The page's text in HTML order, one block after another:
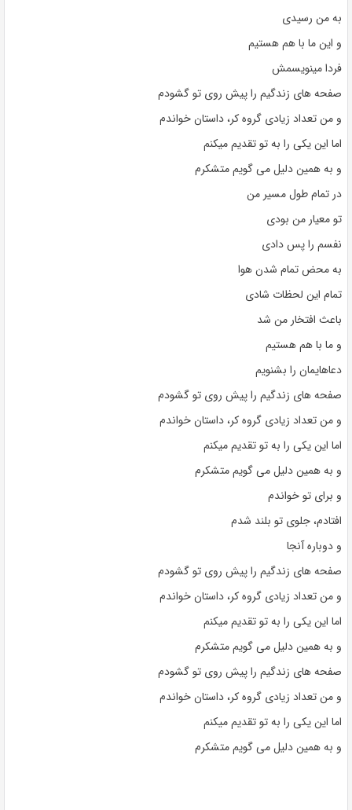
به من رسیدی
و این ما با هم هستیم
فردا مینویسمش
صفحه های زندگیم را پیش روی تو گشودم
و من تعداد زیادی گروه کر، داستان خواندم
اما این یکی را به تو تقدیم میکنم
و به همین دلیل می گویم متشکرم
در تمام طول مسیر من
تو معیار من بودی
نفسم را پس دادی
به محض تمام شدن هوا
تمام این لحظات شادی
باعث افتخار من شد
و ما با هم هستیم
دعاهایمان را بشنویم
صفحه های زندگیم را پیش روی تو گشودم
و من تعداد زیادی گروه کر، داستان خواندم
اما این یکی را به تو تقدیم میکنم
و به همین دلیل می گویم متشکرم
و برای تو خواندم
افتادم، جلوی تو بلند شدم
و دوباره آنجا
صفحه های زندگیم را پیش روی تو گشودم
و من تعداد زیادی گروه کر، داستان خواندم
اما این یکی را به تو تقدیم میکنم
و به همین دلیل می گویم متشکرم
صفحه های زندگیم را پیش روی تو گشودم
و من تعداد زیادی گروه کر، داستان خواندم
اما این یکی را به تو تقدیم میکنم
و به همین دلیل می گویم متشکرم